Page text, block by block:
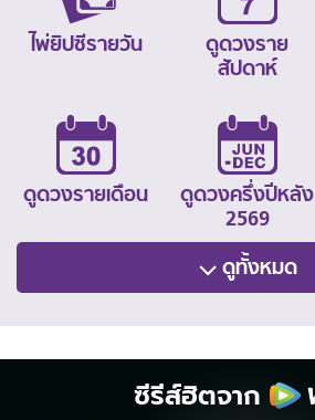
ไพ่ยิปซีรายวัน
ดูดวงราย
สัปดาห์
ดูดวงรายเดือน
ดูดวงครึ่งปีหลัง
2569
ดูทั้งหมด
ซีรีส์ฮิตจาก